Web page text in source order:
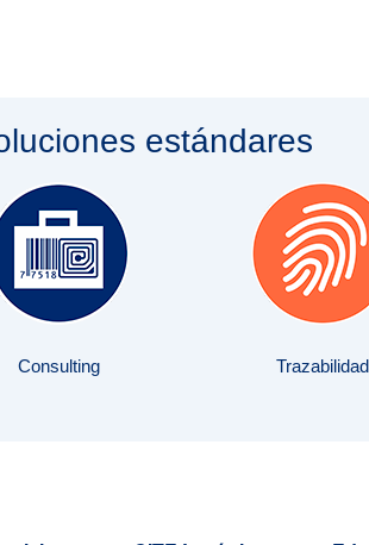
estándares
Consulting Trazabilidad